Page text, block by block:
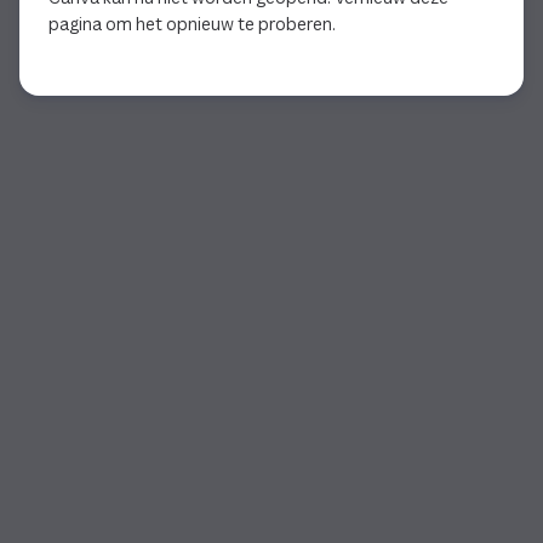
pagina om het opnieuw te proberen.